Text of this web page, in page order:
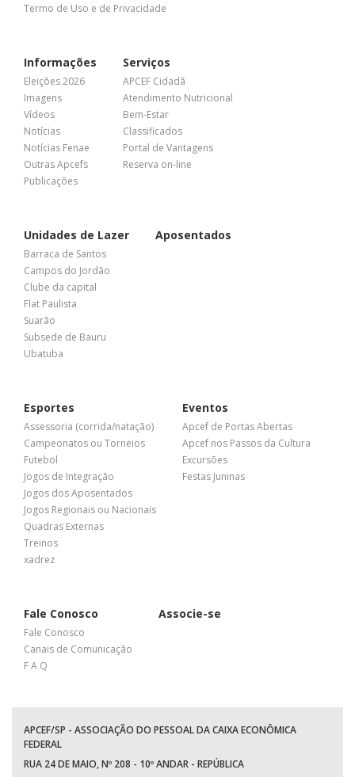
Termo de Uso e de Privacidade
Informações
Eleições 2026
Imagens
Vídeos
Notícias
Notícias Fenae
Outras Apcefs
Publicações
Serviços
APCEF Cidadã
Atendimento Nutricional
Bem-Estar
Classificados
Portal de Vantagens
Reserva on-line
Unidades de Lazer
Barraca de Santos
Campos do Jordão
Clube da capital
Flat Paulista
Suarão
Subsede de Bauru
Ubatuba
Aposentados
Esportes
Assessoria (corrida/natação)
Campeonatos ou Torneios
Futebol
Jogos de Integração
Jogos dos Aposentados
Jogos Regionais ou Nacionais
Quadras Externas
Treinos
xadrez
Eventos
Apcef de Portas Abertas
Apcef nos Passos da Cultura
Excursões
Festas Juninas
Fale Conosco
Fale Conosco
Canais de Comunicação
F A Q
Associe-se
APCEF/SP - ASSOCIAÇÃO DO PESSOAL DA CAIXA ECONÔMICA
FEDERAL
RUA 24 DE MAIO, Nº 208 - 10º ANDAR - REPÚBLICA